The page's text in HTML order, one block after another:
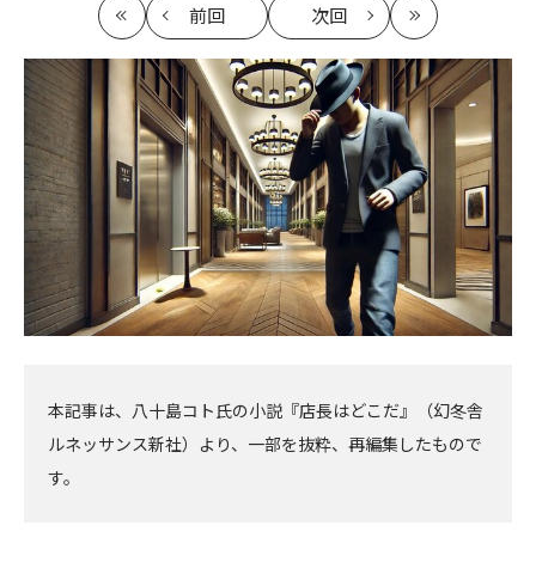
最
初
前回
記
事
へ
次回
記
事
へ
最
新
本記事は、八十島コト氏の小説『店長はどこだ』（幻冬舎
ルネッサンス新社）より、一部を抜粋、再編集したもので
す。